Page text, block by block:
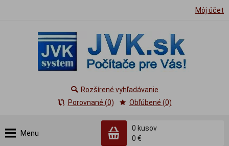
Môj účet
Menu
0 kusov
0 €
Rozšírené vyhľadávanie
Porovnané (0)
Obľúbené (0)